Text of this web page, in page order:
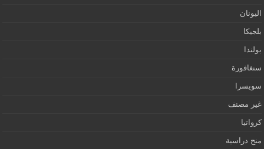
اليونان
بلجيكا
بولندا
سنغافورة
سويسرا
غير مصنف
كرواتيا
منح دراسية